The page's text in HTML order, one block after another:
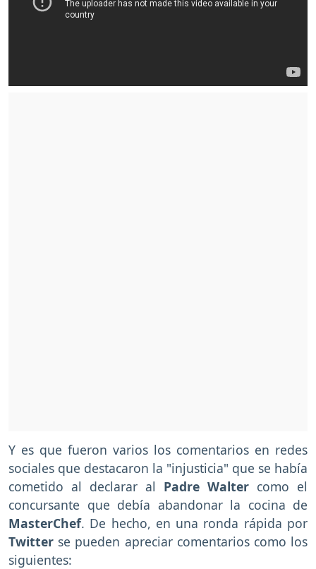
Y es que fueron varios los comentarios en redes
sociales que destacaron la "injusticia" que se había
cometido al declarar al Padre Walter como el
concursante que debía abandonar la cocina de
MasterChef. De hecho, en una ronda rápida por
Twitter se pueden apreciar comentarios como los
siguientes: